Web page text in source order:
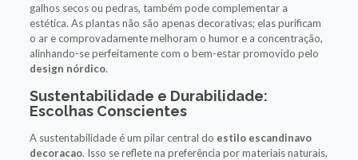
galhos secos ou pedras, também pode complementar a
estética. As plantas não são apenas decorativas; elas purificam
o ar e comprovadamente melhoram o humor e a concentração,
alinhando-se perfeitamente com o bem-estar promovido pelo
design nórdico.
Sustentabilidade e Durabilidade:
Escolhas Conscientes
A sustentabilidade é um pilar central do estilo escandinavo
decoracao. Isso se reflete na preferência por materiais naturais,